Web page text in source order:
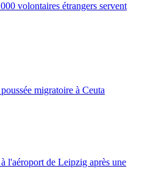
volontaires étrangers servent
migratoire à Ceuta
l'aéroport de Leipzig après une